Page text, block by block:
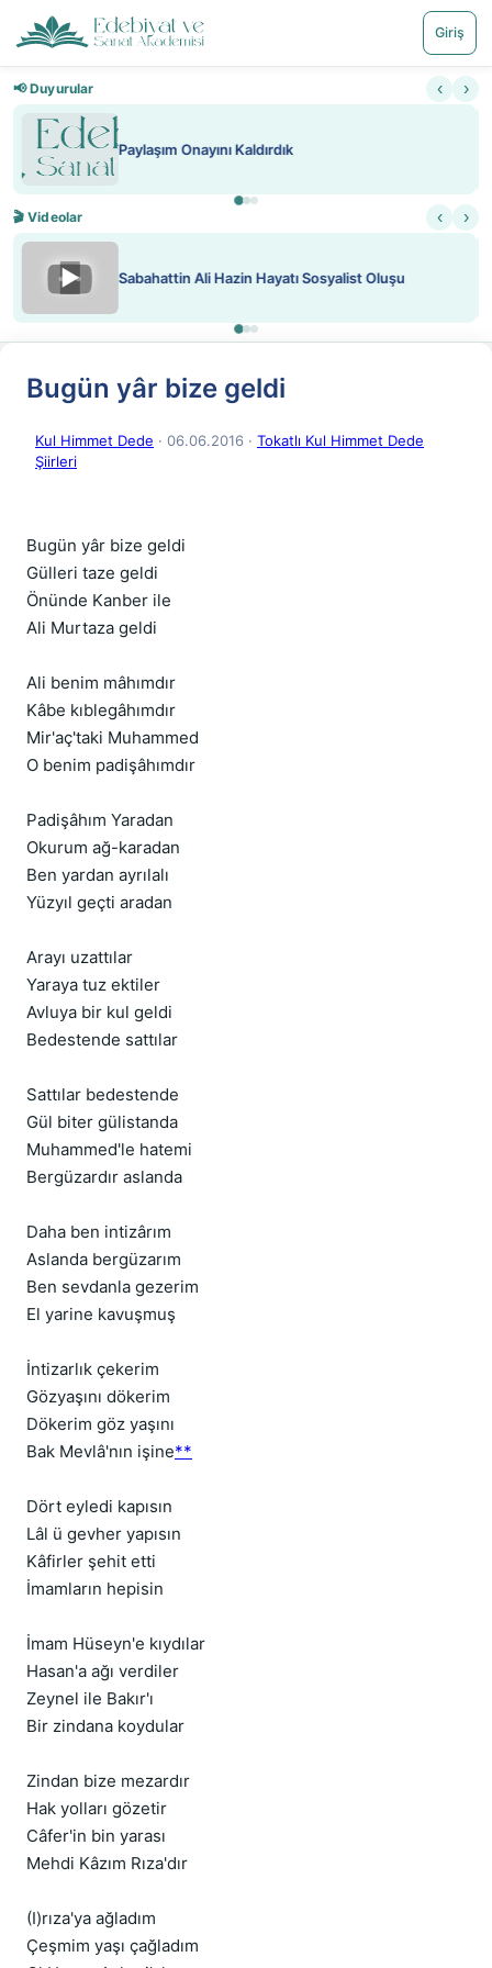
Giriş
📢 Duyurular ‹ ›
Nadir içeriklere kısıtlama ve kredi sistemi getirildi
🎬 Videolar ‹ ›
▶ ATEŞ YAKMAK KONU ÖZET J. LONDON
Bugün yâr bize geldi
Kul Himmet Dede · 06.06.2016 · Tokatlı Kul Himmet Dede
Şiirleri
Bugün yâr bize geldi
Gülleri taze geldi
Önünde Kanber ile
Ali Murtaza geldi
Ali benim mâhımdır
Kâbe kıblegâhımdır
Mir'aç'taki Muhammed
O benim padişâhımdır
Padişâhım Yaradan
Okurum ağ-karadan
Ben yardan ayrılalı
Yüzyıl geçti aradan
Arayı uzattılar
Yaraya tuz ektiler
Avluya bir kul geldi
Bedestende sattılar
Sattılar bedestende
Gül biter gülistanda
Muhammed'le hatemi
Bergüzardır aslanda
Daha ben intizârım
Aslanda bergüzarım
Ben sevdanla gezerim
El yarine kavuşmuş
İntizarlık çekerim
Gözyaşını dökerim
Dökerim göz yaşını
Bak Mevlâ'nın işine**
Dört eyledi kapısın
Lâl ü gevher yapısın
Kâfirler şehit etti
İmamların hepisin
İmam Hüseyn'e kıydılar
Hasan'a ağı verdiler
Zeynel ile Bakır'ı
Bir zindana koydular
Zindan bize mezardır
Hak yolları gözetir
Câfer'in bin yarası
Mehdi Kâzım Rıza'dır
(I)rıza'ya ağladım
Çeşmim yaşı çağladım